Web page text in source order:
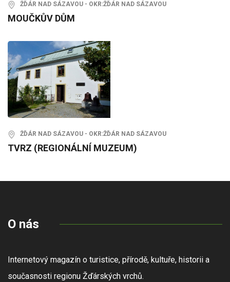
ŽĎÁR NAD SÁZAVOU - OKR:ŽĎÁR NAD SÁZAVOU
MOUČKŮV DŮM
ŽĎÁR NAD SÁZAVOU - OKR:ŽĎÁR NAD SÁZAVOU
TVRZ (REGIONÁLNÍ MUZEUM)
O nás
Internetový magazín o turistice, přírodě, kultuře, historii a
současnosti regionu Žďárských vrchů.